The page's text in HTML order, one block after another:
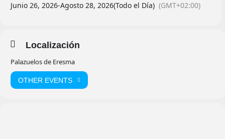
Junio 26, 2026-Agosto 28, 2026(Todo el Día) (GMT+02:00)
Localización
Palazuelos de Eresma
OTHER EVENTS